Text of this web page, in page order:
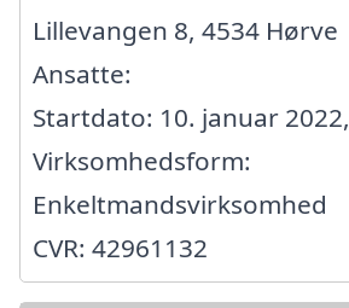
Lillevangen 8, 4534 Hørve
Ansatte:
Startdato: 10. januar 2022,
Virksomhedsform:
Enkeltmandsvirksomhed
CVR: 42961132